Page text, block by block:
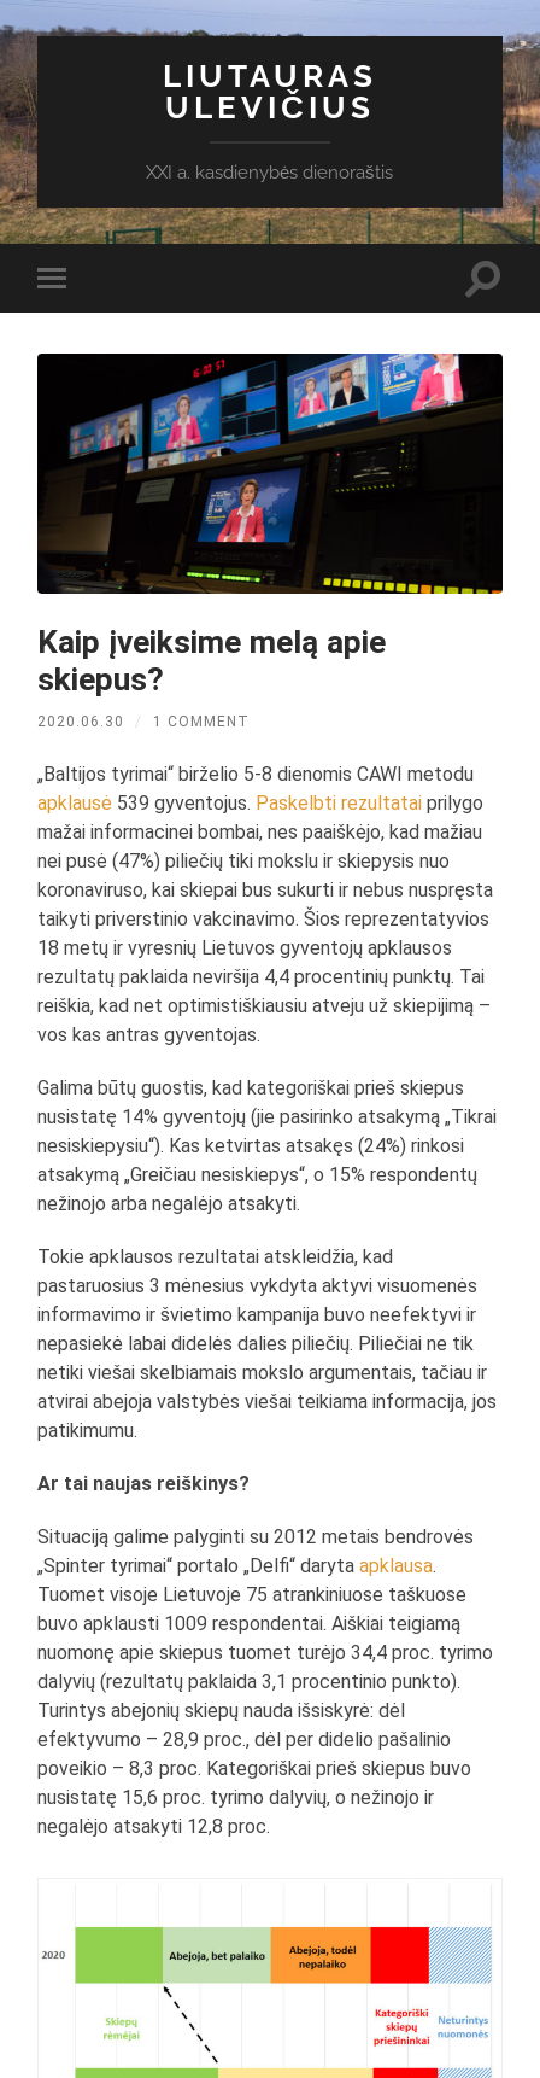
LIUTAURAS
ULEVIČIUS
XXI a. kasdienybės dienoraštis
Toggle
mobile
Kaip įveiksime melą apie
skiepus?
2020.06.30 / 1 COMMENT
„Baltijos tyrimai“ birželio 5-8 dienomis CAWI metodu
apklausė 539 gyventojus. Paskelbti rezultatai prilygo
mažai informacinei bombai, nes paaiškėjo, kad mažiau
nei pusė (47%) piliečių tiki mokslu ir skiepysis nuo
koronaviruso, kai skiepai bus sukurti ir nebus nuspręsta
taikyti priverstinio vakcinavimo. Šios reprezentatyvios
18 metų ir vyresnių Lietuvos gyventojų apklausos
rezultatų paklaida neviršija 4,4 procentinių punktų. Tai
reiškia, kad net optimistiškiausiu atveju už skiepijimą –
vos kas antras gyventojas.
Galima būtų guostis, kad kategoriškai prieš skiepus
nusistatę 14% gyventojų (jie pasirinko atsakymą „Tikrai
nesiskiepysiu“). Kas ketvirtas atsakęs (24%) rinkosi
atsakymą „Greičiau nesiskiepys“, o 15% respondentų
nežinojo arba negalėjo atsakyti.
Tokie apklausos rezultatai atskleidžia, kad
pastaruosius 3 mėnesius vykdyta aktyvi visuomenės
informavimo ir švietimo kampanija buvo neefektyvi ir
nepasiekė labai didelės dalies piliečių. Piliečiai ne tik
netiki viešai skelbiamais mokslo argumentais, tačiau ir
atvirai abejoja valstybės viešai teikiama informacija, jos
patikimumu.
Ar tai naujas reiškinys?
Situaciją galime palyginti su 2012 metais bendrovės
„Spinter tyrimai“ portalo „Delfi“ darytaapklausa.
Tuomet visoje Lietuvoje 75 atrankiniuose taškuose
buvo apklausti 1009 respondentai. Aiškiai teigiamą
nuomonę apie skiepus tuomet turėjo 34,4 proc. tyrimo
dalyvių (rezultatų paklaida 3,1 procentinio punkto).
Turintys abejonių skiepų nauda išsiskyrė: dėl
efektyvumo – 28,9 proc., dėl per didelio pašalinio
poveikio – 8,3 proc. Kategoriškai prieš skiepus buvo
nusistatę 15,6 proc. tyrimo dalyvių, o nežinojo ir
negalėjo atsakyti 12,8 proc.